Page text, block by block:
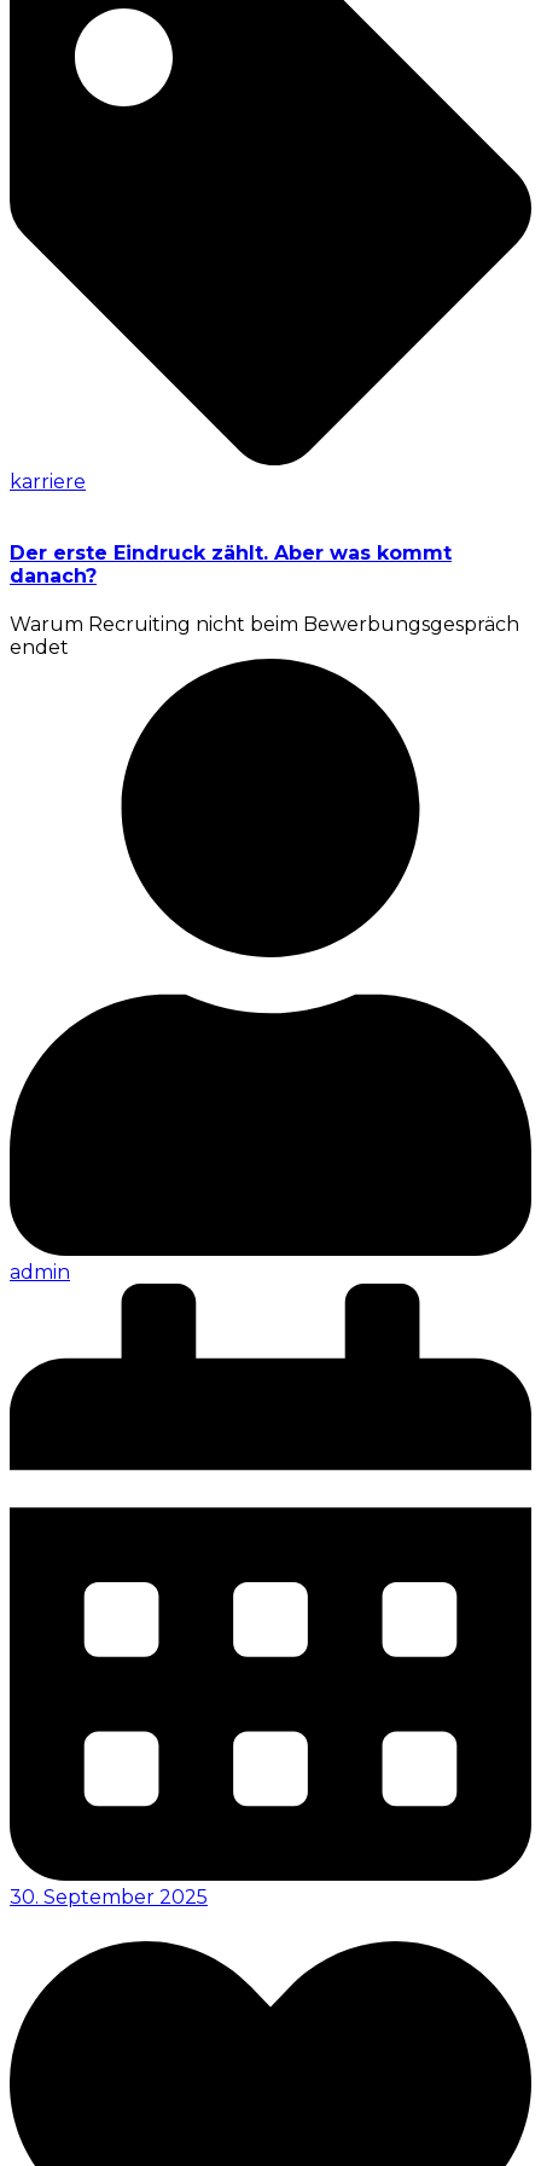
karriere
Der erste Eindruck zählt. Aber was kommt
danach?
Warum Recruiting nicht beim Bewerbungsgespräch
endet
admin
30. September 2025